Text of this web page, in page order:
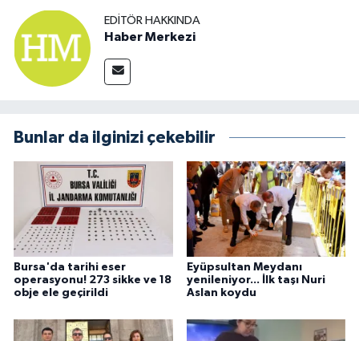
EDITÖR HAKKINDA
Haber Merkezi
Bunlar da ilginizi çekebilir
Bursa'da tarihi eser
operasyonu! 273 sikke ve 18
obje ele geçirildi
Eyüpsultan Meydanı
yenileniyor... İlk taşı Nuri
Aslan koydu